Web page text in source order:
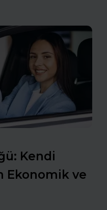
Kendi
Ekonomik ve